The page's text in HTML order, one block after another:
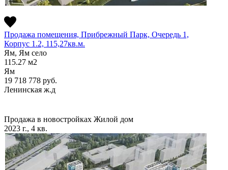
Продажа помещения, Прибрежный Парк, Очередь 1,
Корпус 1.2, 115,27кв.м.
Ям, Ям село
115.27 м2
Ям
19 718 778 руб.
Ленинская ж.д
Продажа в новостройках Жилой дом
2023 г., 4 кв.